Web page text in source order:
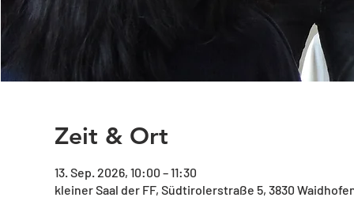
Zeit & Ort
13. Sep. 2026, 10:00 – 11:30
kleiner Saal der FF, Südtirolerstraße 5, 3830